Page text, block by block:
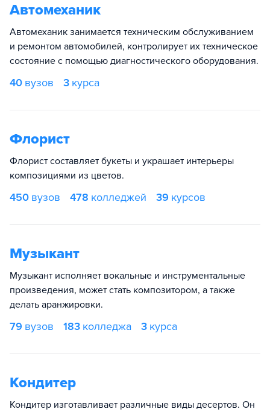
Автомеханик
Автомеханик занимается техническим обслуживанием
и ремонтом автомобилей, контролирует их техническое
состояние с помощью диагностического оборудования.
40 вузов 3 курса
Флорист
Флорист составляет букеты и украшает интерьеры
композициями из цветов.
450 вузов 478 колледжей 39 курсов
Музыкант
Музыкант исполняет вокальные и инструментальные
произведения, может стать композитором, а также
делать аранжировки.
79 вузов 183 колледжа 3 курса
Кондитер
Кондитер изготавливает различные виды десертов. Он